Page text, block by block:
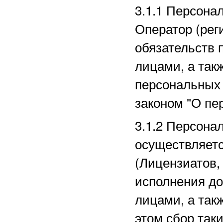
3.1.1
Оператор
лицами, а
законом "О
3.1.2
исполнения
лицами, а
этом сбор